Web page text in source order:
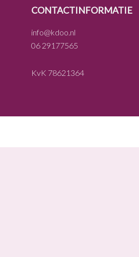
FOOTERCONTACTINFORMATIE
info@kdoo.nl
06 29177565
KvK 78621364